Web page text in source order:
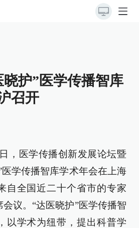
护”医学传播智库
召开
，医学传播创新发展论坛暨
学传播智库学术年会在上海
自全国近二十个省市的专家
议。“达医晓护”医学传播智
以学术为纽带，提出科普学